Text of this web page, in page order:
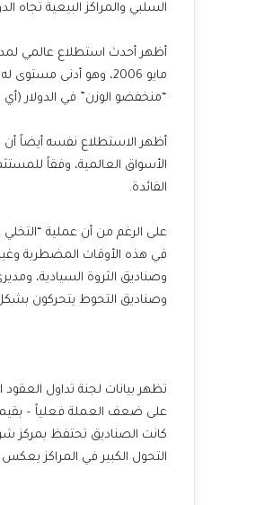
السلبي والمراكز البيعية
أظهر أحدث استطلاع عالمي
“منخفضو الوزن” في الدولار
أظهر الاستطلاع نفسه أيضاً أن
الأسواق العالمية، وفقاً
الفائدة.
على الرغم من أن عملية
في هذه الأوقات المضطربة
وصناديق الثروة السيادية،
وصناديق التحوط يتحركون
التحول الكبير في المراكز